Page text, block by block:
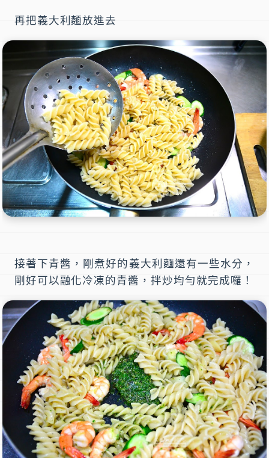
再把義大利麵放進去
接著下青醬，剛煮好的義大利麵還有一些水分，
剛好可以融化冷凍的青醬，拌炒均勻就完成囉！